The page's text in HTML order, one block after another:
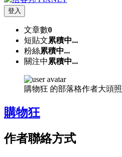
登入
文章數0
短貼文累積中...
粉絲累積中...
關注中 累積中...
購物狂 的部落格作者大頭照
購物狂
作者聯絡方式